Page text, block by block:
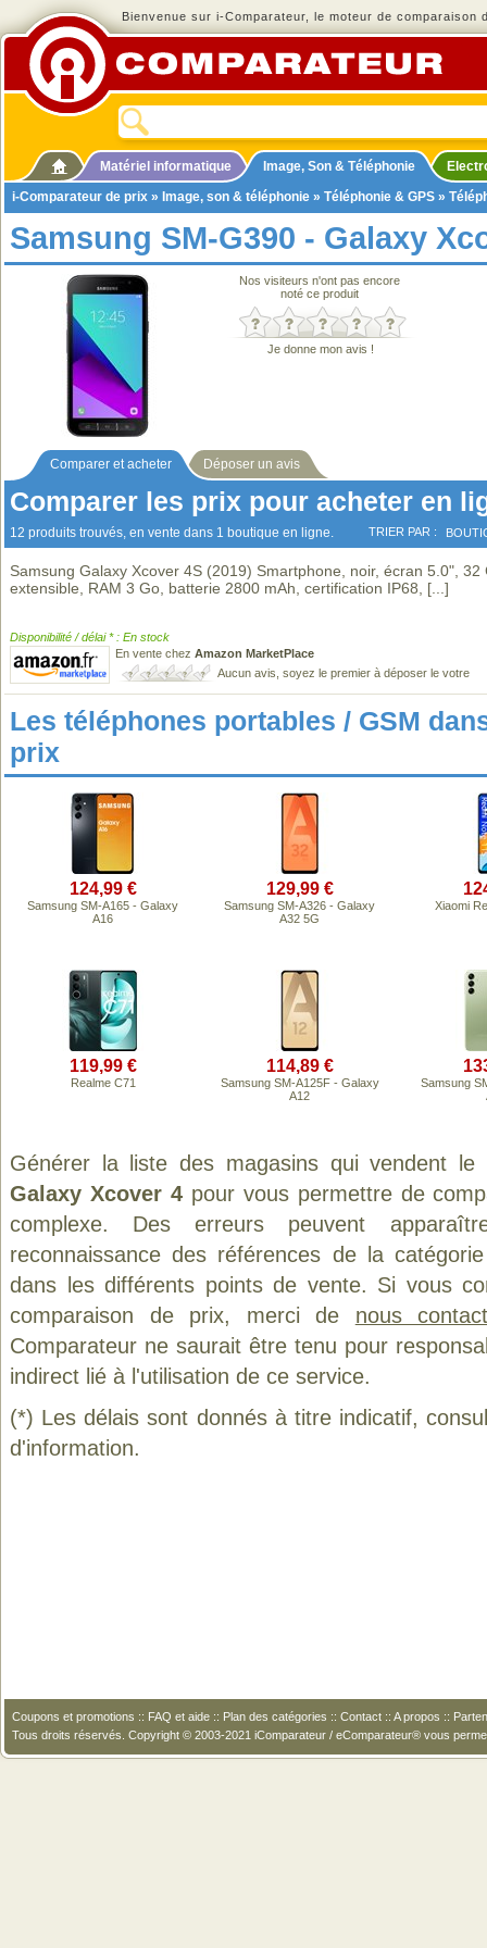
Bienvenue sur i-Comparateur, le moteur de comparaison
Matériel informatique Image, Son & Téléphonie
i-Comparateur de prix » Image, son & téléphonie » Téléphonie & GPS »
Samsung SM-G390 - Galaxy
Nos visiteurs n'ont pas encore
noté ce produit
Je donne mon avis !
Comparer et acheter Déposer un avis
Comparer les prix pour acheter en
12 produits trouvés, en vente dans 1 boutique en ligne. TRIER PAR :
Samsung Galaxy Xcover 4S (2019) Smartphone, noir, écran 5.0", 32
extensible, RAM 3 Go, batterie 2800 mAh, certification IP68, [...]
Disponibilité / délai * : En stock
En vente chez Amazon MarketPlace
Aucun avis, soyez le premier à déposer le votre
Les téléphones portables / GSM
prix
124,99 €
Samsung SM-A165 - Galaxy
A16
129,99 €
Samsung SM-A326 - Galaxy
A32 5G
Xiaomi
119,99 €
Realme C71
114,89 €
Samsung SM-A125F - Galaxy
A12
Samsung
Générer la liste des magasins qui vendent
Galaxy Xcover 4pour vous permettre de
complexe. Des erreurs peuvent
reconnaissance des références de la
dans les différents points de vente. Si vous
comparaison de prix, merci de nous
Comparateur ne saurait être tenu pour
indirect lié à l'utilisation de ce service.
(*) Les délais sont donnés à titre indicatif,
d'information.
Coupons et promotions :: FAQ et aide :: Plan des catégories :: Contact :: A propos ::
Tous droits réservés. Copyright © 2003-2021 iComparateur / eComparateur® vous